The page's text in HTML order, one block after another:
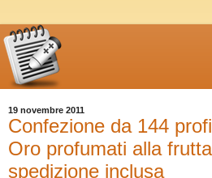
19 novembre 2011
Confezione da 144
Oro profumati alla
spedizione inclusa